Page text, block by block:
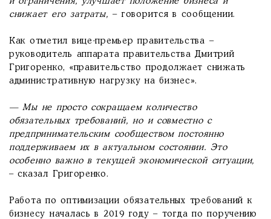
снижает его затраты,– говорится в сообщении.
Как отметил вице-премьер правительства –
руководитель аппарата правительства Дмитрий
Григоренко, «правительство продолжает снижать
административную нагрузку на бизнес».
—Мы не просто сокращаем количество
обязательных требований, но и совместно с
предпринимательским сообществом постоянно
поддерживаем их в актуальном состоянии. Это
особенно важно в текущей экономической ситуации,
– сказал Григоренко.
Работа по оптимизации обязательных требований к
бизнесу началась в 2019 году – тогда по поручению